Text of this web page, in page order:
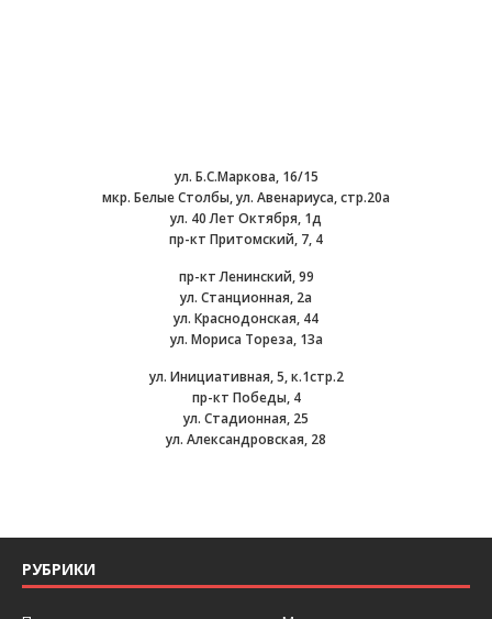
ул. Б.С.Маркова, 16/15
мкр. Белые Столбы, ул. Авенариуса, стр.20а
ул. 40 Лет Октября, 1д
пр-кт Притомский, 7, 4
пр-кт Ленинский, 99
ул. Станционная, 2а
ул. Краснодонская, 44
ул. Мориса Тореза, 13а
ул. Инициативная, 5, к.1стр.2
пр-кт Победы, 4
ул. Стадионная, 25
ул. Александровская, 28
РУБРИКИ